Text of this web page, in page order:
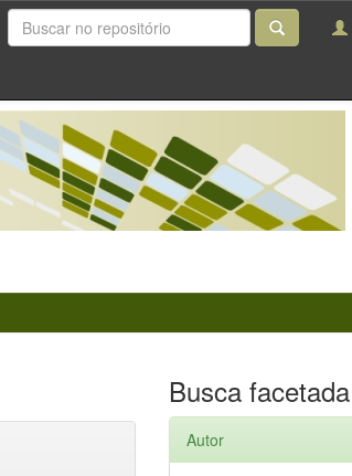
Busca facetada
Autor